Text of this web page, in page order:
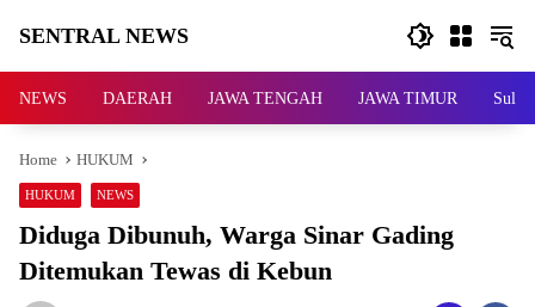
SENTRAL NEWS
NEWS
NEWS DAERAH JAWA TENGAH JAWA TIMUR
Home HUKUM
HUKUM NEWS
Diduga Dibunuh, Warga Sinar Gading
Ditemukan Tewas di Kebun